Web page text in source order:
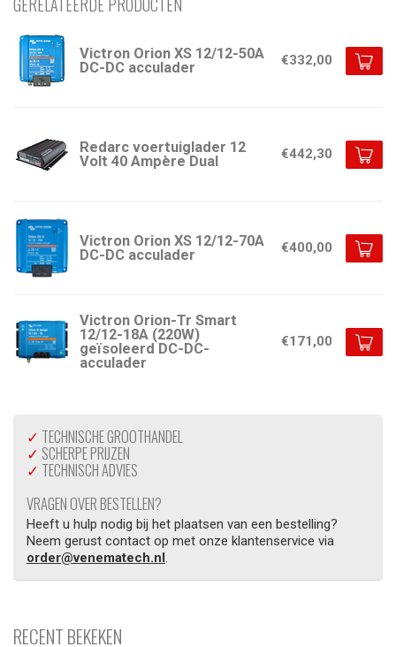
GERELATEERDE PRODUCTEN
Victron Orion XS 12/12-50A
DC-DC acculader
€332,00
Redarc voertuiglader 12
Volt 40 Ampère Dual
€442,30
Victron Orion XS 12/12-70A
DC-DC acculader
€400,00
Victron Orion-Tr Smart
12/12-18A (220W)
geïsoleerd DC-DC-
acculader
€171,00
✓ TECHNISCHE GROOTHANDEL
✓ SCHERPE PRIJZEN
✓ TECHNISCH ADVIES
VRAGEN OVER BESTELLEN?
Heeft u hulp nodig bij het plaatsen van een bestelling?
Neem gerust contact op met onze klantenservice via
order@venematech.nl.
RECENT BEKEKEN